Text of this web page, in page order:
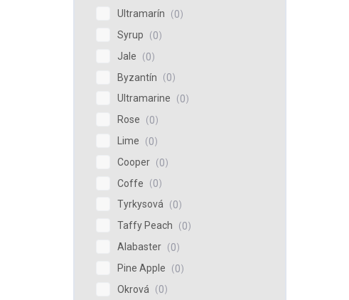
Ultramarín
0
Syrup
0
Jale
0
Byzantín
0
Ultramarine
0
Rose
0
Lime
0
Cooper
0
Coffe
0
Tyrkysová
0
Taffy Peach
0
Alabaster
0
Pine Apple
0
Okrová
0